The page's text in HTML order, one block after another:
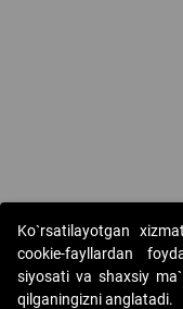
Copyright © 2017-2026.
AJ. Barcha huquqlar
Ko`rsatilayotgan
cookie-fayllardan
siyosati va shaxsiy
qilganingizni anglatadi.